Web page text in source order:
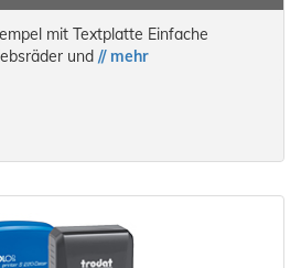
mit Textplatte Einfache
und // mehr